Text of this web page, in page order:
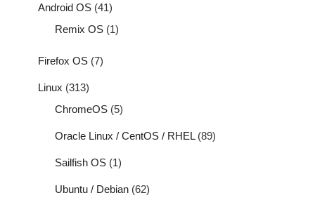
Android OS (41)
Remix OS (1)
Firefox OS (7)
Linux (313)
ChromeOS (5)
Oracle Linux / CentOS / RHEL(89)
Sailfish OS (1)
Ubuntu / Debian (62)